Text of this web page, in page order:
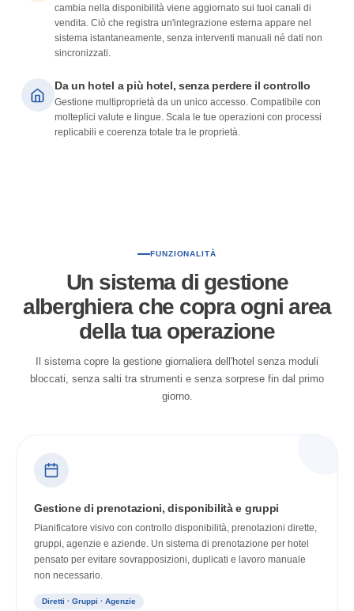
cambia nella disponibilità viene aggiornato sui tuoi canali di
vendita. Ciò che registra un'integrazione esterna appare nel
sistema istantaneamente, senza interventi manuali né dati non
sincronizzati.
Da un hotel a più hotel, senza perdere il controllo
Gestione multiproprietà da un unico accesso. Compatibile con
molteplici valute e lingue. Scala le tue operazioni con processi
replicabili e coerenza totale tra le proprietà.
FUNZIONALITÀ
Un sistema di gestione
alberghiera che copra ogni area
della tua operazione
Il sistema copre la gestione giornaliera dell'hotel senza moduli
bloccati, senza salti tra strumenti e senza sorprese fin dal primo
giorno.
Gestione di prenotazioni, disponibilità e gruppi
Pianificatore visivo con controllo disponibilità, prenotazioni dirette,
gruppi, agenzie e aziende. Un sistema di prenotazione per hotel
pensato per evitare sovrapposizioni, duplicati e lavoro manuale
non necessario.
Diretti · Gruppi · Agenzie